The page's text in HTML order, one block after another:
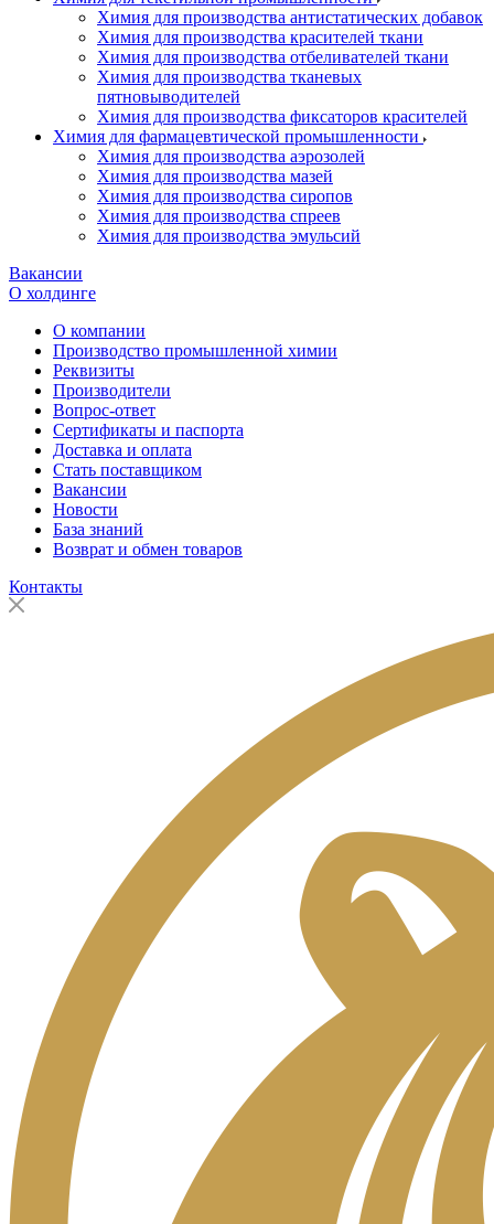
Химия для производства антистатических добавок
Химия для производства красителей ткани
Химия для производства отбеливателей ткани
Химия для производства тканевых
пятновыводителей
Химия для производства фиксаторов красителей
Химия для фармацевтической промышленности
Химия для производства аэрозолей
Химия для производства мазей
Химия для производства сиропов
Химия для производства спреев
Химия для производства эмульсий
Вакансии
О холдинге
О компании
Производство промышленной химии
Реквизиты
Производители
Вопрос-ответ
Сертификаты и паспорта
Доставка и оплата
Стать поставщиком
Вакансии
Новости
База знаний
Возврат и обмен товаров
Контакты